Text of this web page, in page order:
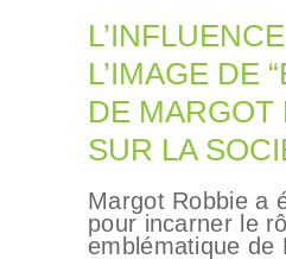
CHIRURGIE
INTERVENTIONS
L’IMAGE DE
DE MARGOT
SUR LA
Margot Robbie a
pour incarner le
emblématique de